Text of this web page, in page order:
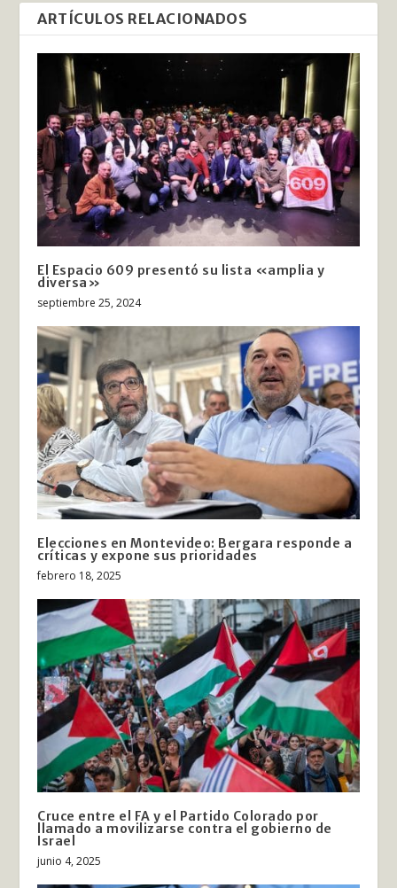
ARTÍCULOS RELACIONADOS
El Espacio 609 presentó su lista «amplia y
diversa»
septiembre 25, 2024
Elecciones en Montevideo: Bergara responde a
críticas y expone sus prioridades
febrero 18, 2025
Cruce entre el FA y el Partido Colorado por
llamado a movilizarse contra el gobierno de
Israel
junio 4, 2025